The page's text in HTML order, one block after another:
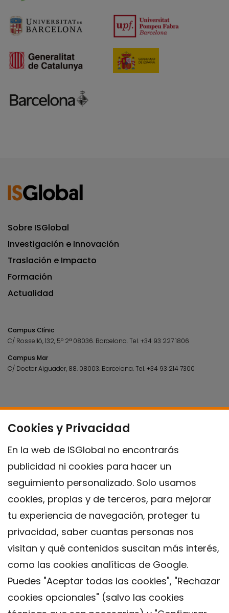
Cookies y Privacidad
En la web de ISGlobal no encontrarás
publicidad ni cookies para hacer un
seguimiento personalizado. Solo usamos
cookies, propias y de terceros, para mejorar
tu experiencia de navegación, proteger tu
privacidad, saber cuantas personas nos
visitan y qué contenidos suscitan más interés,
como las cookies analíticas de Google.
Puedes "Aceptar todas las cookies", "Rechazar
cookies opcionales" (salvo las cookies
Sobre ISGlobal
Investigación e Innovación
Traslación e Impacto
Formación
Actualidad
Campus Clínic
C/ Rosselló, 132, 5º 2ª 08036. Barcelona.Tel.+34 93 227 1806
Campus Mar
C/ Doctor Aiguader, 88. 08003. Barcelona.Tel.+34 93 214 7300